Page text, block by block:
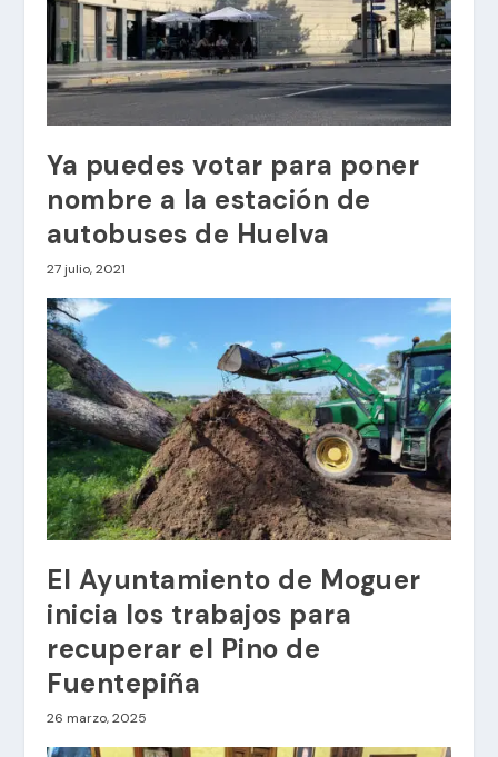
Ya puedes votar para poner
nombre a la estación de
autobuses de Huelva
27 julio, 2021
El Ayuntamiento de Moguer
inicia los trabajos para
recuperar el Pino de
Fuentepiña
26 marzo, 2025